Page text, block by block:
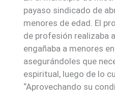
payaso sindicado de
menores de edad. El
de profesión realizaba
engañaba a menores
asegurándoles que
espiritual, luego de lo
“Aprovechando su